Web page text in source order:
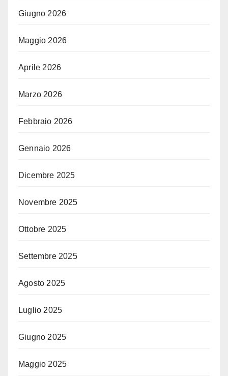
Giugno 2026
Maggio 2026
Aprile 2026
Marzo 2026
Febbraio 2026
Gennaio 2026
Dicembre 2025
Novembre 2025
Ottobre 2025
Settembre 2025
Agosto 2025
Luglio 2025
Giugno 2025
Maggio 2025